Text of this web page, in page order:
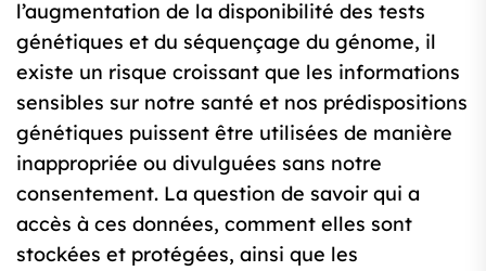
l’augmentation de la disponibilité des tests
génétiques et du séquençage du génome, il
existe un risque croissant que les informations
sensibles sur notre santé et nos prédispositions
génétiques puissent être utilisées de manière
inappropriée ou divulguées sans notre
consentement. La question de savoir qui a
accès à ces données, comment elles sont
stockées et protégées, ainsi que les